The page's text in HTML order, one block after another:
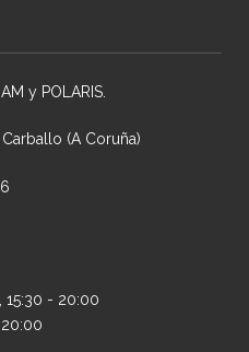
y POLARIS.
Carballo (A Coruña)
15:30 - 20:00